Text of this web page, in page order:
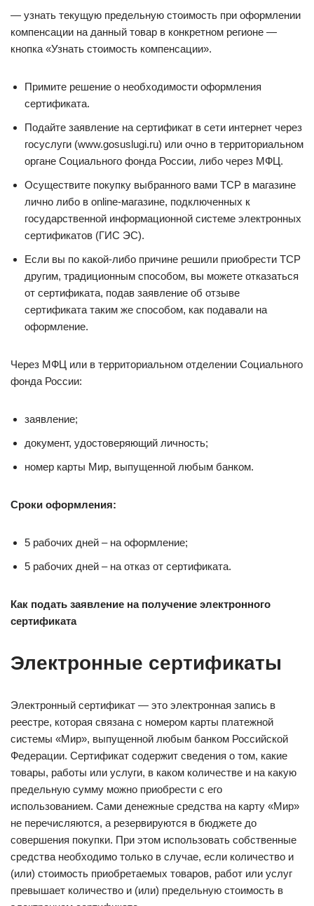
— узнать текущую предельную стоимость при оформлении
компенсации на данный товар в конкретном регионе —
кнопка «Узнать стоимость компенсации».
Примите решение о необходимости оформления
сертификата.
Подайте заявление на сертификат в сети интернет через
госуслуги (www.gosuslugi.ru) или очно в территориальном
органе Социального фонда России, либо через МФЦ.
Осуществите покупку выбранного вами ТСР в магазине
лично либо в online-магазине, подключенных к
государственной информационной системе электронных
сертификатов (ГИС ЭС).
Если вы по какой-либо причине решили приобрести ТСР
другим, традиционным способом, вы можете отказаться
от сертификата, подав заявление об отзыве
сертификата таким же способом, как подавали на
оформление.
Через МФЦ или в территориальном отделении Социального
фонда России:
заявление;
документ, удостоверяющий личность;
номер карты Мир, выпущенной любым банком.
Сроки оформления:
5 рабочих дней – на оформление;
5 рабочих дней – на отказ от сертификата.
Как подать заявление на получение электронного
сертификата
Электронные сертификаты
Электронный сертификат — это электронная запись в
реестре, которая связана с номером карты платежной
системы «Мир», выпущенной любым банком Российской
Федерации. Сертификат содержит сведения о том, какие
товары, работы или услуги, в каком количестве и на какую
предельную сумму можно приобрести с его
использованием. Сами денежные средства на карту «Мир»
не перечисляются, а резервируются в бюджете до
совершения покупки. При этом использовать собственные
средства необходимо только в случае, если количество и
(или) стоимость приобретаемых товаров, работ или услуг
превышает количество и (или) предельную стоимость в